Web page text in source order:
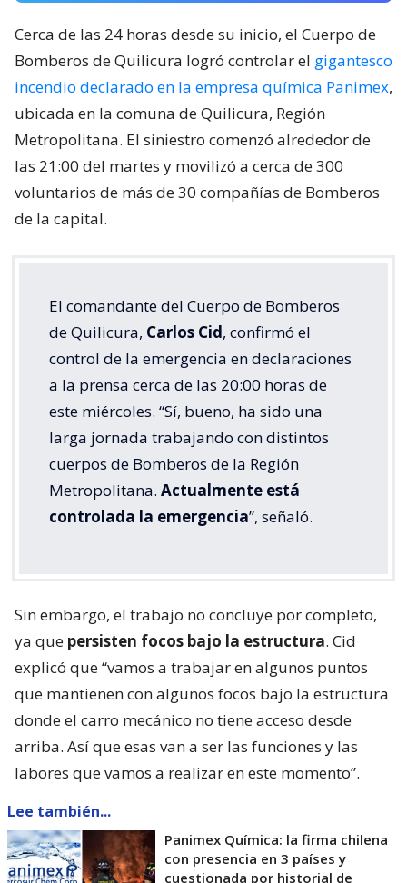
Cerca de las 24 horas desde su inicio, el Cuerpo de
Bomberos de Quilicura logró controlar el gigantesco
incendio declarado en la empresa química Panimex,
ubicada en la comuna de Quilicura, Región
Metropolitana. El siniestro comenzó alrededor de
las 21:00 del martes y movilizó a cerca de 300
voluntarios de más de 30 compañías de Bomberos
de la capital.
El comandante del Cuerpo de Bomberos
de Quilicura, Carlos Cid, confirmó el
control de la emergencia en declaraciones
a la prensa cerca de las 20:00 horas de
este miércoles. “Sí, bueno, ha sido una
larga jornada trabajando con distintos
cuerpos de Bomberos de la Región
Metropolitana. Actualmente está
controlada la emergencia”, señaló.
Sin embargo, el trabajo no concluye por completo,
ya que persisten focos bajo la estructura. Cid
explicó que “vamos a trabajar en algunos puntos
que mantienen con algunos focos bajo la estructura
donde el carro mecánico no tiene acceso desde
arriba. Así que esas van a ser las funciones y las
labores que vamos a realizar en este momento”.
Lee también...
Panimex Química: la firma chilena
con presencia en 3 países y
cuestionada por historial de